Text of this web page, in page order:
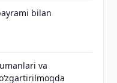
bilan
va